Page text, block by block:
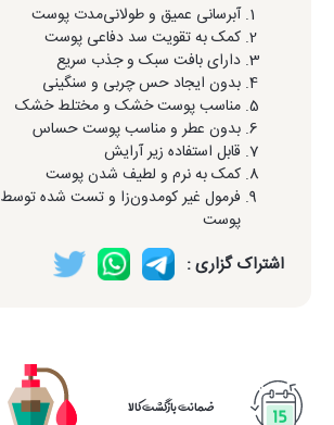
آبرسانی عمیق و طولانی‌مدت پوست
کمک به تقویت سد دفاعی پوست
دارای بافت سبک و جذب سریع
بدون ایجاد حس چربی و سنگینی
مناسب پوست خشک و مختلط خشک
بدون عطر و مناسب پوست حساس
قابل استفاده زیر آرایش
کمک به نرم و لطیف شدن پوست
فرمول غیر کومدون‌زا و تست شده
پوست
اشتراک گزاری :
ضمانت بازگشت کالا